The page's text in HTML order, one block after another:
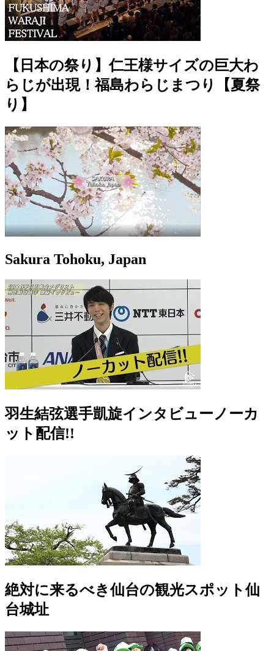
【日本の祭り】仁王様サイズの巨大わ
らじが出現！福島わらじまつり【夏祭
り】
Sakura Tohoku, Japan
羽生結弦選手凱旋インタビューノーカ
ット配信!!
絶対に来るべき仙台の観光スポット仙
台城址